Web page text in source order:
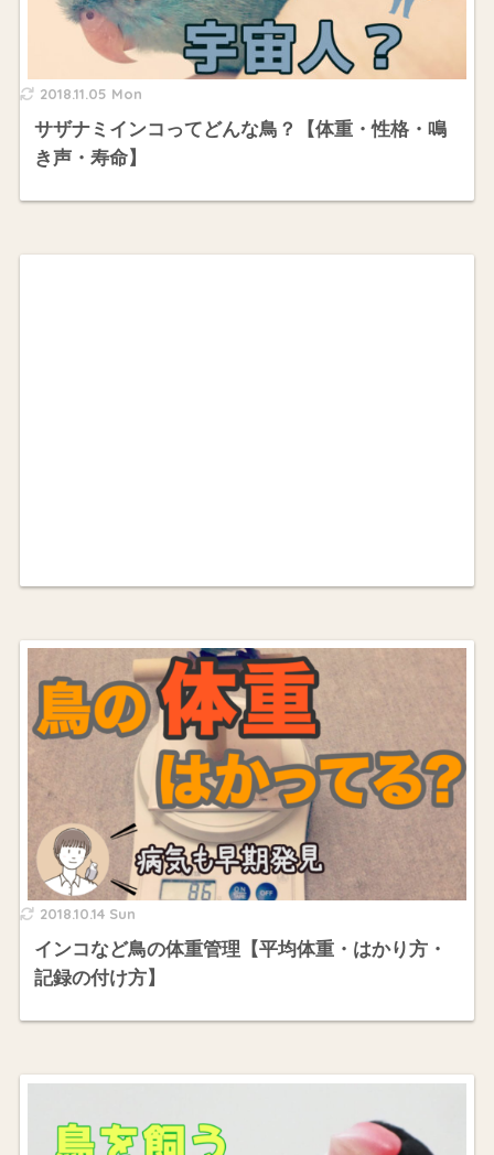
2018.11.05 Mon
サザナミインコってどんな鳥？【体重・性格・鳴
き声・寿命】
2018.10.14 Sun
インコなど鳥の体重管理【平均体重・はかり方・
記録の付け方】